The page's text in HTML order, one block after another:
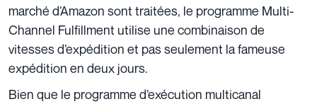
marché d’Amazon sont traitées, le programme Multi-
Channel Fulfillment utilise une combinaison de
vitesses d’expédition et pas seulement la fameuse
expédition en deux jours.
Bien que le programme d’exécution multicanal